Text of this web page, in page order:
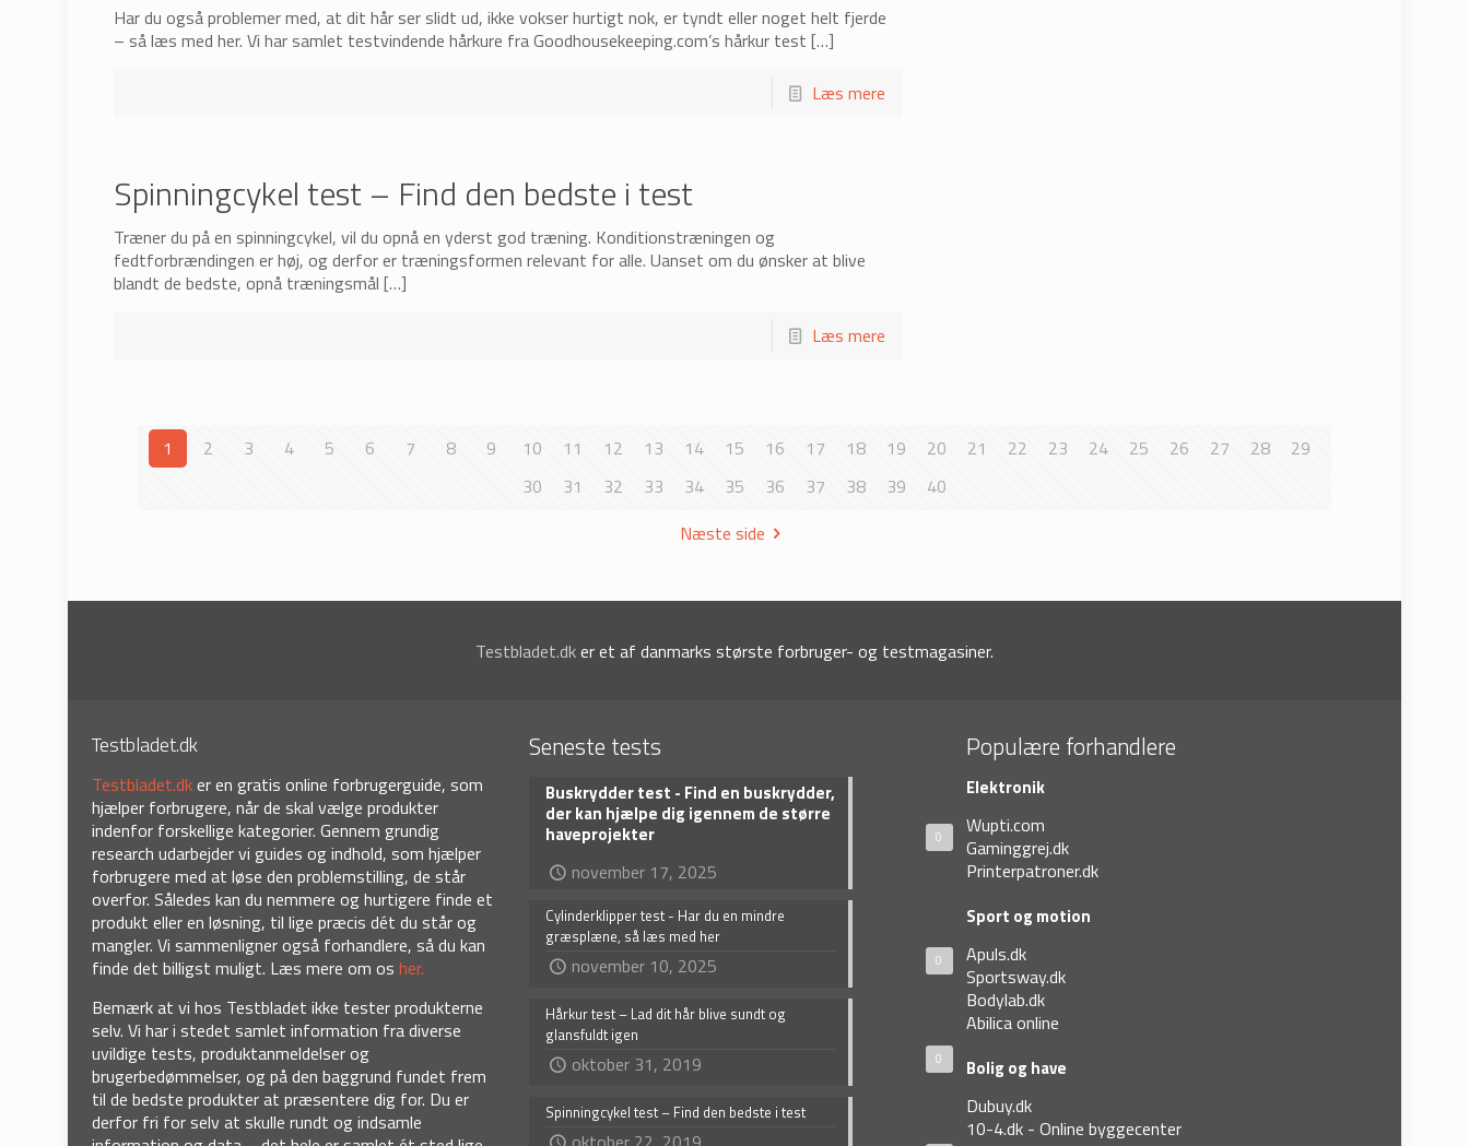
Har du også problemer med, at dit hår ser slidt ud, ikke vokser hurtigt nok, er tyndt eller noget helt fjerde
– så læs med her. Vi har samlet testvindende hårkure fra Goodhousekeeping.com’s hårkur test […]
Læs mere
Spinningcykel test – Find den bedste i test
Træner du på en spinningcykel, vil du opnå en yderst god træning. Konditionstræningen og
fedtforbrændingen er høj, og derfor er træningsformen relevant for alle. Uanset om du ønsker at blive
blandt de bedste, opnå træningsmål […]
Læs mere
1 2 3 4 5 6 7 8 9 10 11 12 13 14 15 16 17 18 19 20 21 22 23 24 25 26 27 28
29
30
31 32 33 34 35 36 37 38 39
40
Næste side
Testbladet.dker et af danmarks største forbruger- og testmagasiner.
Testbladet.dk
Testbladet.dker en gratis online forbrugerguide, som
hjælper forbrugere, når de skal vælge produkter
indenfor forskellige kategorier. Gennem grundig
research udarbejder vi guides og indhold, som hjælper
forbrugere med at løse den problemstilling, de står
overfor. Således kan du nemmere og hurtigere finde et
produkt eller en løsning, til lige præcis dét du står og
mangler. Vi sammenligner også forhandlere, så du kan
finde det billigst muligt. Læs mere om os her.
Bemærk at vi hos Testbladet ikke tester produkterne
selv. Vi har i stedet samlet information fra diverse
uvildige tests, produktanmeldelser og
brugerbedømmelser, og på den baggrund fundet frem
til de bedste produkter at præsentere dig for. Du er
derfor fri for selv at skulle rundt og indsamle
Seneste tests
0
Buskrydder test - Find en buskrydder,
der kan hjælpe dig igennem de større
haveprojekter
november 17, 2025
0
Cylinderklipper test - Har du en mindre
græsplæne, så læs med her
november 10, 2025
0
Hårkur test – Lad dit hår blive sundt og
glansfuldt igen
oktober 31, 2019
Spinningcykel test – Find den bedste i test
Populære forhandlere
Elektronik
Wupti.com
Gaminggrej.dk
Printerpatroner.dk
Sport og motion
Apuls.dk
Sportsway.dk
Bodylab.dk
Abilica online
Bolig og have
Dubuy.dk
10-4.dk - Online byggecenter